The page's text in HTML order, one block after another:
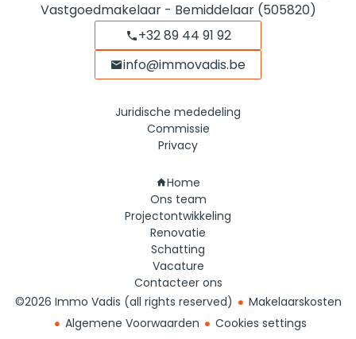
Vastgoedmakelaar - Bemiddelaar (505820)
+32 89 44 91 92
info@immovadis.be
Juridische mededeling
Commissie
Privacy
Home
Ons team
Projectontwikkeling
Renovatie
Schatting
Vacature
Contacteer ons
©2026 Immo Vadis (all rights reserved)
Makelaarskosten
Algemene Voorwaarden
Cookies settings